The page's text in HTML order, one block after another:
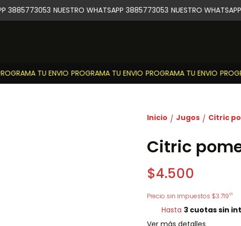
TU ENVIO PROGRAMA TU ENVIO PROGRAMA TU ENVIO
3885773053 NUESTRO WHATSAPP 3885773053 NUESTRO
Inicio / Jugos / Citric
Citric
$4.500
Precio sin impuestos $3.71901
Hasta 3 cuotas sin
Ver más detalles